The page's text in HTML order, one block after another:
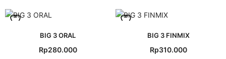
BIG 3 ORAL
Rp280.000
BIG 3 FINMIX
Rp310.000